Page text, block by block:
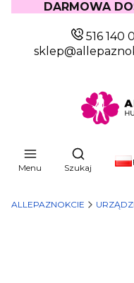
DARMOWA
516 140
Menu
Otwórz
Szukaj
ALLEPAZNOKCIE